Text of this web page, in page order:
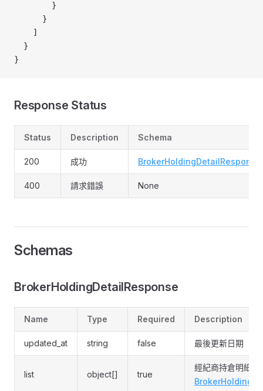
        }
      }
    ]
  }
}
Response Status
Status Description Schema
200 成功 BrokerHoldingDetailResponse
400 請求錯誤 None
Schemas
BrokerHoldingDetailResponse
Name Type Required Description
updated_at string false 最後更新日期
list object[] true
經紀商持倉明細，